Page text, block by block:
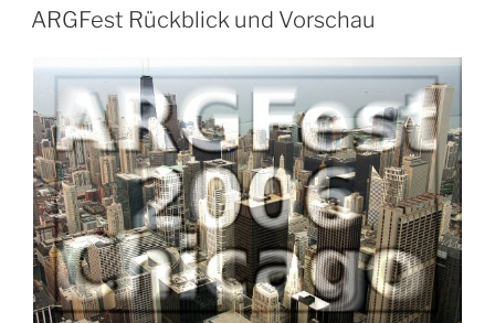
AM
ARGFest Rückblick und Vorschau